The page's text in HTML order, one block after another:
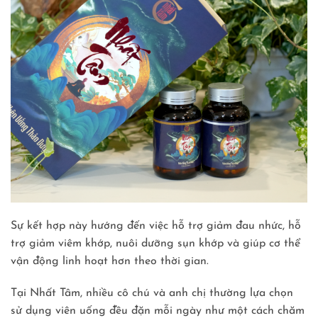
Sự kết hợp này hướng đến việc hỗ trợ giảm đau nhức, hỗ
trợ giảm viêm khớp, nuôi dưỡng sụn khớp và giúp cơ thể
vận động linh hoạt hơn theo thời gian.
Tại Nhất Tâm, nhiều cô chú và anh chị thường lựa chọn
sử dụng viên uống đều đặn mỗi ngày như một cách chăm